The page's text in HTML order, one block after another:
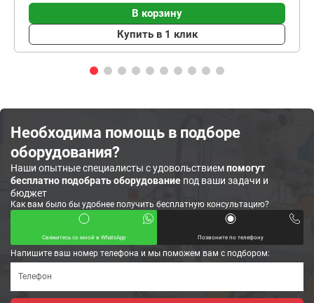
В корзину
Купить в 1 клик
Необходима помощь в подборе
оборудования?
Наши опытные специалисты с удовольствиемпомогут
бесплатно подобрать оборудование под ваши задачи и
бюджет
Как вам было бы удобнее получить бесплатную консультацию?
Свяжитесь со мной в WhatsApp Позвоните по телефону
Напишите ваш номер телефона и мы поможем вам с подбором: